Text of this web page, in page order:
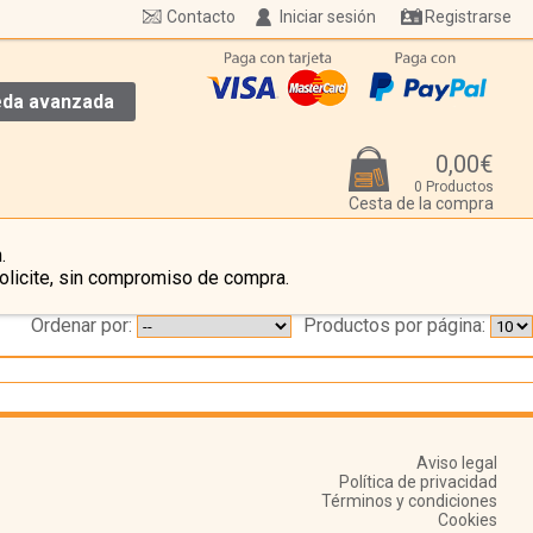
Iniciar sesión Registrarse
Contacto
avanzada
0,00€
0 Productos
Cesta de la compra
sin compromiso de compra.
Productos por página:
Ordenar por:
Aviso legal
Política de privacidad
Términos y condiciones
Cookies